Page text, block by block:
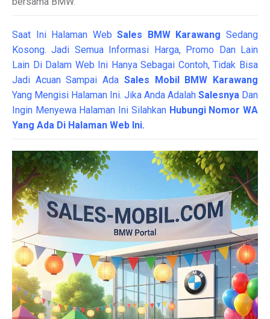
Saat Ini Halaman WebSales BMW KarawangSedang
Kosong. Jadi Semua Informasi Harga, Promo Dan Lain
Lain Di Dalam Web Ini Hanya Sebagai Contoh, Tidak Bisa
Jadi Acuan Sampai Ada Sales Mobil BMW Karawang
Yang Mengisi Halaman Ini. Jika Anda Adalah Salesnya Dan
Ingin Menyewa Halaman Ini Silahkan Hubungi Nomor WA
Yang Ada Di Halaman Web Ini.